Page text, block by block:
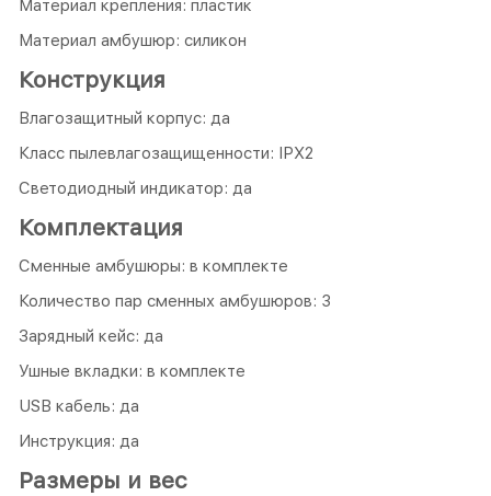
Материал крепления: пластик
Материал амбушюр: силикон
Конструкция
Влагозащитный корпус: да
Класс пылевлагозащищенности: IPX2
Светодиодный индикатор: да
Комплектация
Сменные амбушюры: в комплекте
Количество пар сменных амбушюров: 3
Зарядный кейс: да
Ушные вкладки: в комплекте
USB кабель: да
Инструкция: да
Размеры и вес